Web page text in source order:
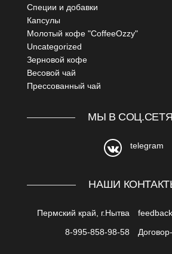
Специи и добавки
Капсулы
Молотый кофе "CoffeeOzzy"
Uncategorized
Зерновой кофе
Весовой чай
Прессованный чай
МЫ В
telegram
Обратная связь
НАШИ
Пермский край, г.Нытва
8-995-858-98-58